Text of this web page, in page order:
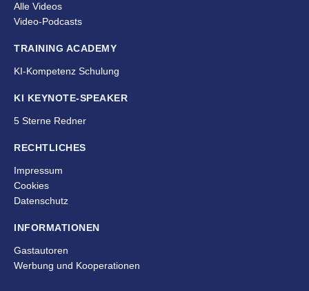
Alle Videos
Video-Podcasts
TRAINING ACADEMY
KI-Kompetenz Schulung
KI KEYNOTE-SPEAKER
5 Sterne Redner
RECHTLICHES
Impressum
Cookies
Datenschutz
INFORMATIONEN
Gastautoren
Werbung und Kooperationen